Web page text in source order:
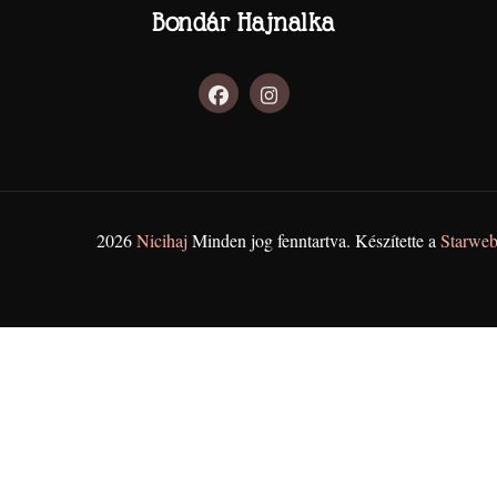
Bondár Hajnalka
2026Nicihaj Minden jog fenntartva. Készítette a